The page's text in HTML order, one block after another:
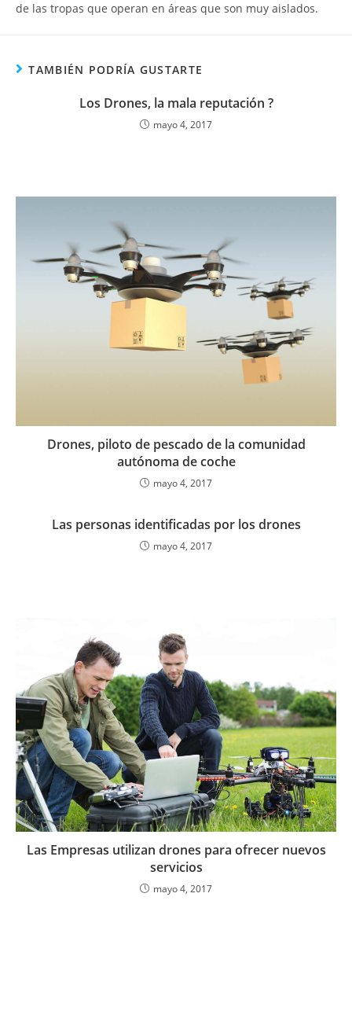
de las tropas que operan en áreas que son muy aislados.
TAMBIÉN PODRÍA GUSTARTE
Los Drones, la mala reputación ?
mayo 4, 2017
Drones, piloto de pescado de la comunidad
autónoma de coche
mayo 4, 2017
Las personas identificadas por los drones
mayo 4, 2017
Las Empresas utilizan drones para ofrecer nuevos
servicios
mayo 4, 2017